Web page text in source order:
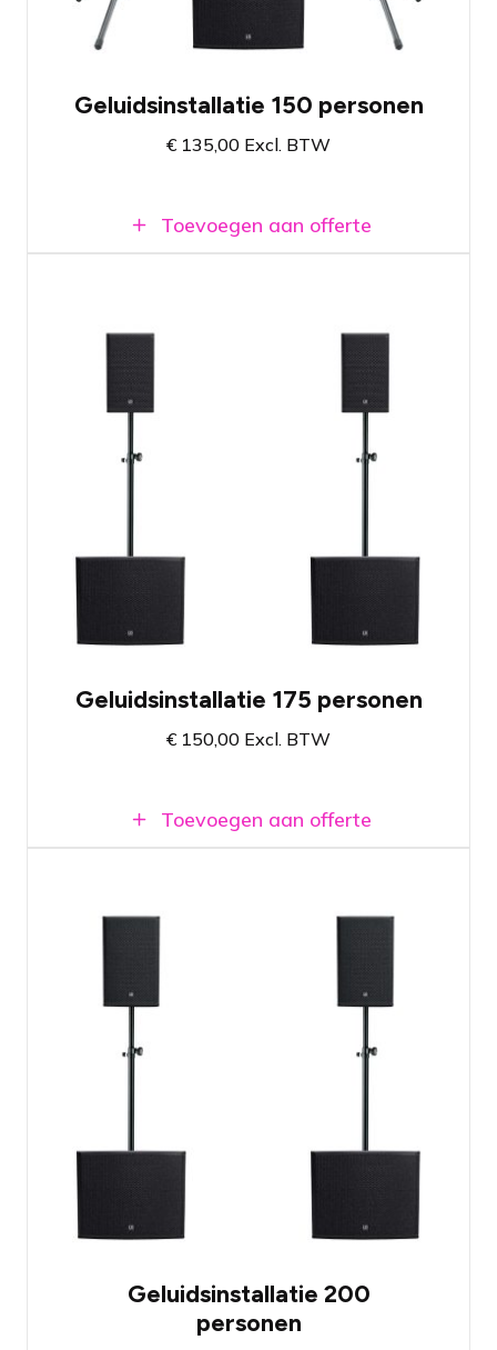
Breda
Geluidsinstallatie 150 personen
€ 135,00 Excl. BTW
Toevoegen aan offerte
Geluidssysteem met twee 8"
topspeakers en twee krachtige 18"
Geluidssysteem met magnifieke bass
Beschikbaar bij vestiging Amsterdam en
Breda
Geluidsinstallatie 175 personen
€ 150,00 Excl. BTW
Toevoegen aan offerte
Geluidssysteem met twee 12"
inbegrepen
Populair geluidssysteem met 2 subs en 2
Beschikbaar bij vestiging Amsterdam en
Geluidsinstallatie 200
personen